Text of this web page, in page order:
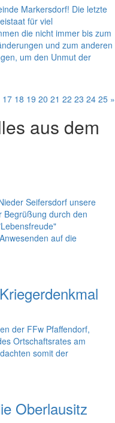
Markersdorf! Die letzte
für viel
die nicht immer bis zum
und zum anderen
um den Unmut der
17 18 19 20 21 22 23 24 25 »
aus dem
Seifersdorf unsere
Begrüßung durch den
auf die
der FFw Pfaffendorf,
Ortschaftsrates am
somit der
Oberlausitz